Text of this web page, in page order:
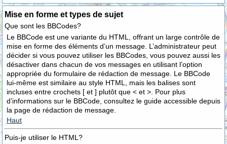
Mise en forme et types de sujet
Que sont les BBCodes?
Le BBCode est une variante du HTML, offrant un large contrôle de
mise en forme des éléments d’un message. L’administrateur peut
décider si vous pouvez utiliser les BBCodes, vous pouvez aussi les
désactiver dans chacun de vos messages en utilisant l’option
appropriée du formulaire de rédaction de message. Le BBCode
lui-même est similaire au style HTML, mais les balises sont
incluses entre crochets [ et ] plutôt que < et >. Pour plus
d’informations sur le BBCode, consultez le guide accessible depuis
la page de rédaction de message.
Haut
Puis-je utiliser le HTML?